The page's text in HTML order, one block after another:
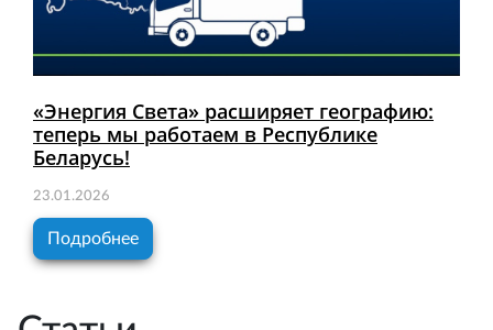
«Энергия Света» расширяет географию:
теперь мы работаем в Республике
Беларусь!
23.01.2026
Подробнее